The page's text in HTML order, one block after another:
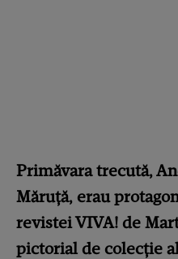
Primăvara trecută,
Măruță, erau
revistei VIVA! de
pictorial de colecție